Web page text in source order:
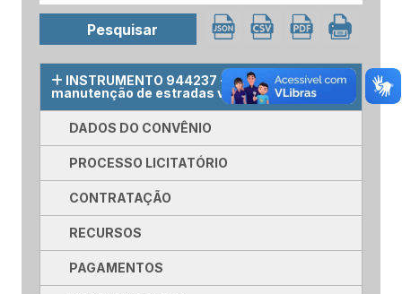
INSTRUMENTO 944237 - Recuperação e
manutenção de estradas vicinais
DADOS DO CONVÊNIO
PROCESSO LICITATÓRIO
CONTRATAÇÃO
RECURSOS
PAGAMENTOS